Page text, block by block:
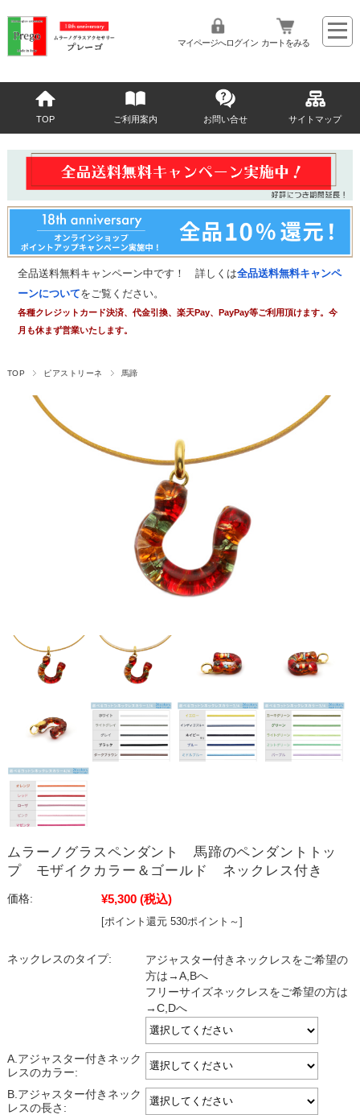
マイページへログイン カートをみる
TOP ご利用案内 お問い合せ サイトマップ
全品送料無料キャンペーン中です！ 詳しくは全品送料無料キャンペ
ーンについてをご覧ください。
各種クレジットカード決済、代金引換、楽天Pay、PayPay等ご利用頂けます。今
月も休まず営業いたします。
TOP ピアストリーネ 馬蹄
ムラーノグラスペンダント 馬蹄のペンダントトッ
プ モザイクカラー＆ゴールド ネックレス付き
価格: ¥5,300 (税込)
[ポイント還元 530ポイント～]
ネックレスのタイプ:
アジャスター付きネックレスをご希望の
方は→A,Bへ
フリーサイズネックレスをご希望の方は
→C,Dへ
A.アジャスター付きネック
レスのカラー:
B.アジャスター付きネック
レスの長さ: